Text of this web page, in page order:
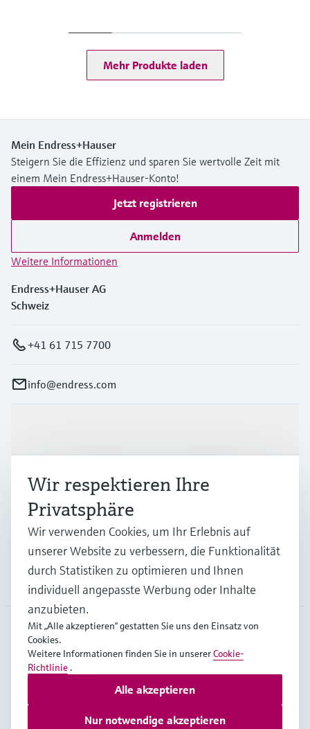
Prozessdruck / max. Überlastdruck
Max. Messdistanz
PTFE Antenne
Mehr Produkte laden
Mein Endress+Hauser
Steigern Sie die Effizienz und sparen Sie wertvolle Zeit mit
einem Mein Endress+Hauser-Konto!
Jetzt registrieren
Anmelden
Weitere Informationen
Endress+Hauser AG
Schweiz
+41 61 715 7700
info@endress.com
Branchen
Support
GLB • Deutsch
Copyright © Endress+Hauser Group Services AG
NutzungsbedingungenDatenschutz
Wir respektieren Ihre
Privatsphäre
Wir verwenden Cookies, um Ihr Erlebnis auf
unserer Website zu verbessern, die Funktionalität
durch Statistiken zu optimieren und Ihnen
individuell angepasste Werbung oder Inhalte
anzubieten.
Mit „Alle akzeptieren“ gestatten Sie uns den Einsatz von
Cookies.
Weitere Informationen finden Sie in unsererCookie-
Richtlinie .
Nur notwendige akzeptieren
Alle akzeptieren